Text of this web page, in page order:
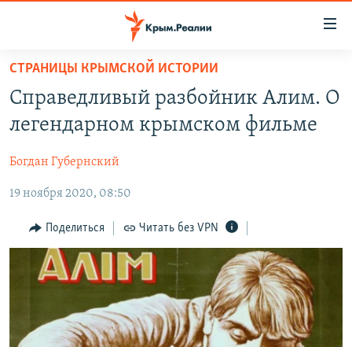
Вернуться
основному
содержанию
навигации
Вернутся
поиску
СПЕЦПРОЕКТЫ
КАРТА ВОЕННЫХ ОБЪЕКТОВ КРЫМА
11 ЛЕТ ОККУПАЦИИ КРЫМА. 11 ИСТОРИЙ СОПРОТИВЛЕНИЯ
ИСТОРИЯ
ЕЩЕ
ИНТЕРАКТИВ
ИНФОГРАФИКА
ТЕЛЕПРОЕКТ КРЫМ.РЕАЛИИ
СОВЕТЫ ПРАВОЗАЩИТНИКОВ
ПРОПАВШИЕ БЕЗ ВЕСТИ
РАДІО СВОБОДА
КАК ОБОЙТИ БЛОКИРОВКУ
Qırımtatar
СТРАНИЦЫ КРЫМСКОЙ ИСТОРИИ
Справедливый разбойник Алим. О
легендарном крымском фильме
Богдан Губернский
19 ноября 2020, 08:50
Поделиться Читать без VPN